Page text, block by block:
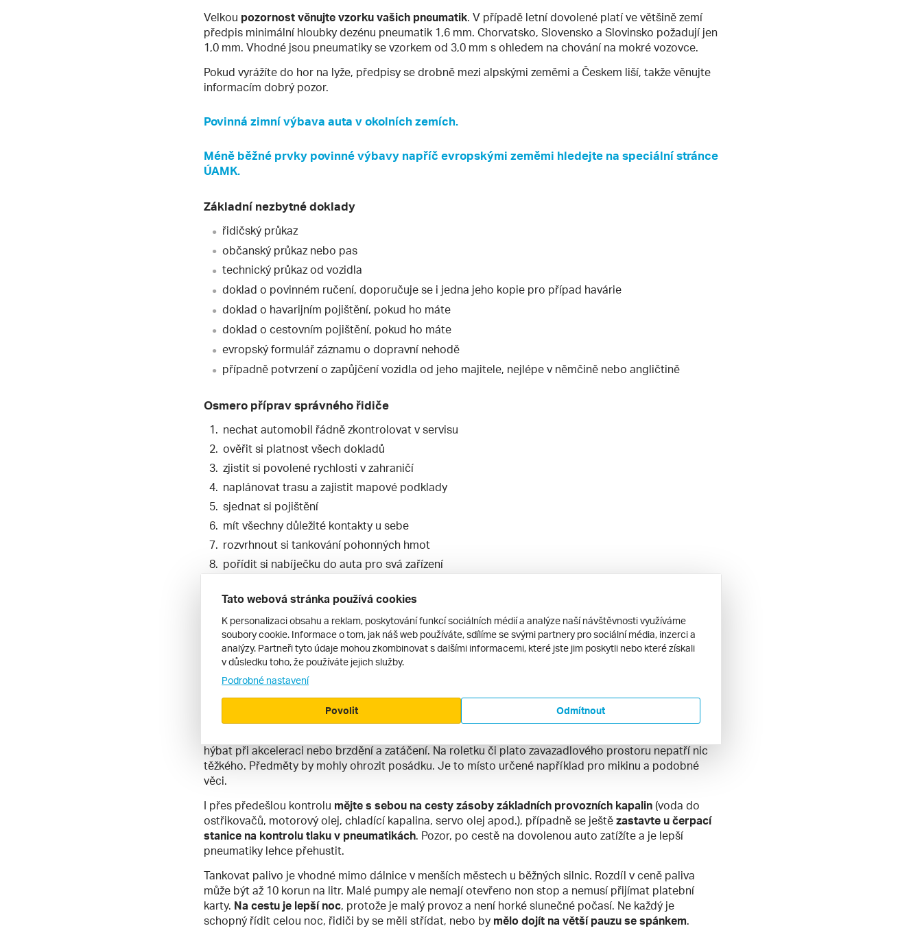
Velkou pozornost věnujte vzorku vašich pneumatik. V případě letní dovolené platí ve většině zemí
předpis minimální hloubky dezénu pneumatik 1,6 mm. Chorvatsko, Slovensko a Slovinsko požadují jen
1,0 mm. Vhodné jsou pneumatiky se vzorkem od 3,0 mm s ohledem na chování na mokré vozovce.
Pokud vyrážíte do hor na lyže, předpisy se drobně mezi alpskými zeměmi a Českem liší, takže věnujte
informacím dobrý pozor.
Povinná zimní výbava auta v okolních zemích.
Méně běžné prvky povinné výbavy napříč evropskými zeměmi hledejte na speciální stránce
ÚAMK.
Základní nezbytné doklady
řidičský průkaz
občanský průkaz nebo pas
technický průkaz od vozidla
doklad o povinném ručení, doporučuje se i jedna jeho kopie pro případ havárie
doklad o havarijním pojištění, pokud ho máte
doklad o cestovním pojištění, pokud ho máte
evropský formulář záznamu o dopravní nehodě
případně potvrzení o zapůjčení vozidla od jeho majitele, nejlépe v němčině nebo angličtině
Osmero příprav správného řidiče
nechat automobil řádně zkontrolovat v servisu
ověřit si platnost všech dokladů
zjistit si povolené rychlosti v zahraničí
naplánovat trasu a zajistit mapové podklady
sjednat si pojištění
mít všechny důležité kontakty u sebe
rozvrhnout si tankování pohonných hmot
pořídit si nabíječku do auta pro svá zařízení
Vyrážíme na cestu
Dobře připraveni vyrážíte autem na dovolenou. V další části článku najdete rady, jak cestu zvládnout
bez problémů.
Praktické rady a doporučení
vyjet s dostatečným předstihem
. Pokud vás čeká cesta dlouhá přibližně 12
hodin i s přestávkami, vyrazte o dvě až tři hodiny dříve.Uskladnění zavazadel má svá logická
hýbat při akceleraci nebo brzdění a zatáčení. Na roletku či plato zavazadlového prostoru nepatří nic
těžkého. Předměty by mohly ohrozit posádku. Je to místo určené například pro mikinu a podobné
věci.
I přes předešlou kontrolu mějte s sebou na cesty zásoby základních provozních kapalin (voda do
ostřikovačů, motorový olej, chladící kapalina, servo olej apod.), případně se ještě zastavte u čerpací
stanice na kontrolu tlaku v pneumatikách. Pozor, po cestě na dovolenou auto zatížíte a je lepší
pneumatiky lehce přehustit.
Tankovat palivo je vhodné mimo dálnice v menších městech u běžných silnic. Rozdíl v ceně paliva
může být až 10 korun na litr. Malé pumpy ale nemají otevřeno non stop a nemusí přijímat platební
karty. Na cestu je lepší noc, protože je malý provoz a není horké slunečné počasí. Ne každý je
schopný řídit celou noc, řidiči by se měli střídat, nebo by mělo dojít na větší pauzu se spánkem.
Tato webová stránka používá cookies
K personalizaci obsahu a reklam, poskytování funkcí sociálních médií a analýze naší návštěvnosti využíváme
soubory cookie. Informace o tom, jak náš web používáte, sdílíme se svými partnery pro sociální média, inzerci a
analýzy. Partneři tyto údaje mohou zkombinovat s dalšími informacemi, které jste jim poskytli nebo které získali
v důsledku toho, že používáte jejich služby.
Podrobné nastavení
Odmítnout
Povolit